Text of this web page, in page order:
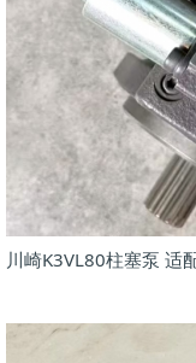
川崎K3VL80柱塞泵